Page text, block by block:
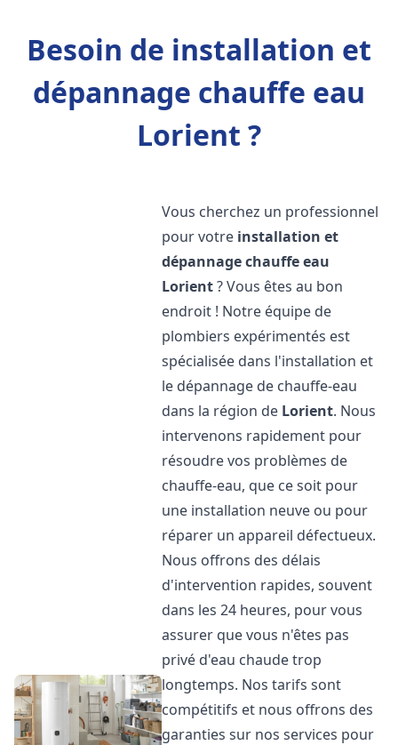
Besoin de installation et
dépannage chauffe eau
Lorient ?
Vous cherchez un professionnel
pour votre installation et
dépannage chauffe eau
Lorient? Vous êtes au bon
endroit ! Notre équipe de
plombiers expérimentés est
spécialisée dans l'installation et
le dépannage de chauffe-eau
dans la région de Lorient. Nous
intervenons rapidement pour
résoudre vos problèmes de
chauffe-eau, que ce soit pour
une installation neuve ou pour
réparer un appareil défectueux.
Nous offrons des délais
d'intervention rapides, souvent
dans les 24 heures, pour vous
assurer que vous n'êtes pas
privé d'eau chaude trop
longtemps. Nos tarifs sont
compétitifs et nous offrons des
garanties sur nos services pour